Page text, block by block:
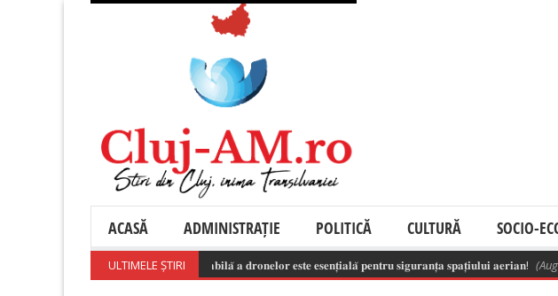
ACASĂ ADMINISTRAȚIE POLITICĂ CULTURĂ SOCIO-
ULTIMELE ȘTIRI
𝐔𝐭𝐢𝐥𝐢𝐳𝐚𝐫𝐞𝐚 𝐫𝐞𝐬𝐩𝐨𝐧𝐬𝐚𝐛𝐢𝐥𝐚̆ 𝐚 𝐝𝐫𝐨𝐧𝐞𝐥𝐨𝐫 𝐞𝐬𝐭𝐞 𝐞𝐬𝐞𝐧𝐭̦𝐢𝐚𝐥𝐚̆ 𝐩𝐞𝐧𝐭𝐫𝐮 𝐬𝐢𝐠𝐮𝐫𝐚𝐧𝐭̦𝐚 𝐬𝐩𝐚𝐭̦𝐢𝐮𝐥𝐮𝐢 𝐚𝐞𝐫𝐢𝐚𝐧! (August 7,